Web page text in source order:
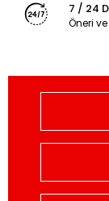
7 / 24
Öneri